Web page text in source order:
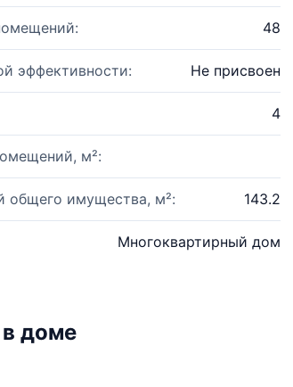
48
эффективности: Не присвоен
4
м²:
имущества, м²: 143.2
Многоквартирный дом
доме